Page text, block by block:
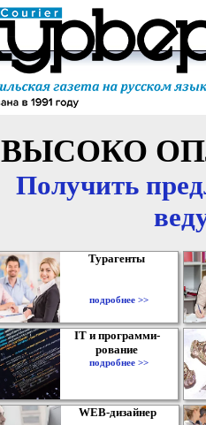
ВЫСОКО
Получить
Турагенты
подробнее >>
IT и программи-
рование
подробнее >>
WEB-дизайнер